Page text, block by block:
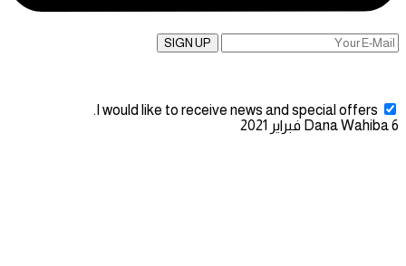
SIGN UP
I would like to receive news and special offers.
Dana Wahiba6 فبراير 2021